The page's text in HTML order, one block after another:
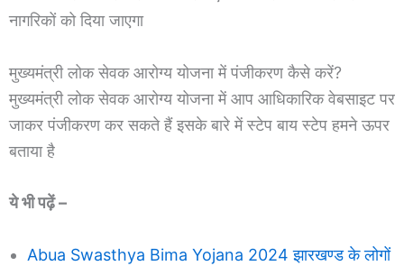
नागरिकों को दिया जाएगा
मुख्यमंत्री लोक सेवक आरोग्य योजना में पंजीकरण कैसे करें?
मुख्यमंत्री लोक सेवक आरोग्य योजना में आप आधिकारिक वेबसाइट पर
जाकर पंजीकरण कर सकते हैं इसके बारे में स्टेप बाय स्टेप हमने ऊपर
बताया है
ये भी पढ़ें –
Abua Swasthya Bima Yojana 2024 झारखण्ड के लोगों